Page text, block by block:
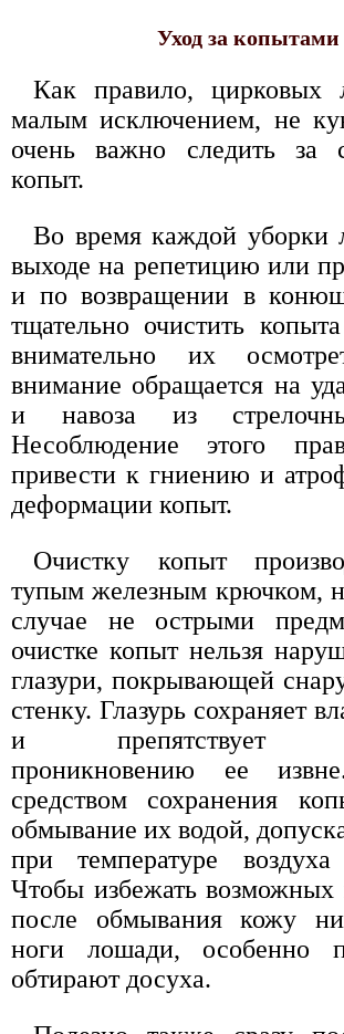
Уход за копытами
Как правило, цирковых
малым исключением, не
очень важно следить за
копыт.
Во время каждой уборки
выходе на репетицию или
и по возвращении в
тщательно очистить
внимательно их
внимание обращается на
и навоза из
Несоблюдение этого
привести к гниению и
деформации копыт.
Очистку копыт
тупым железным крючком,
случае не острыми
очистке копыт нельзя
глазури, покрывающей
стенку. Глазурь сохраняет
и препятствует
проникновению ее
средством сохранения
обмывание их водой,
при температуре
Чтобы избежать возможных
после обмывания кожу
ноги лошади, особенно
обтирают досуха.